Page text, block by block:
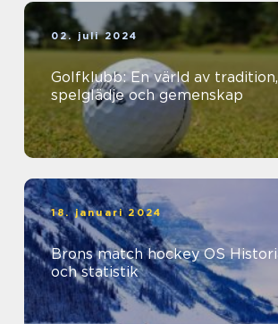
02. juli 2024
Golfklubb: En värld av tradition,
spelglädje och gemenskap
18. januari 2024
Brons match hockey OS Historia, typer
och statistik